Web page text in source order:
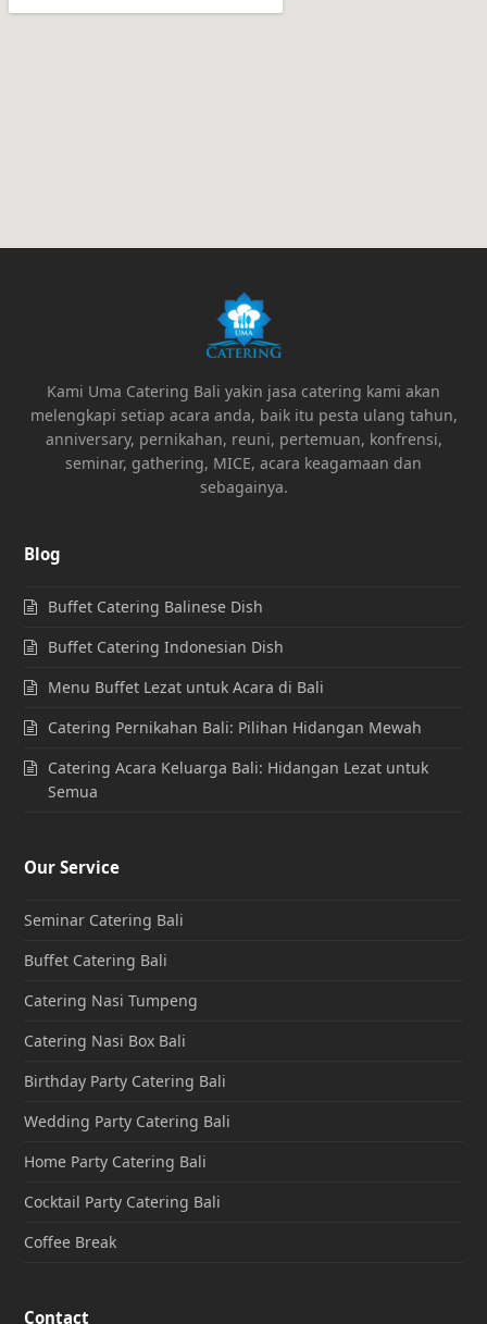
Kami Uma Catering Bali yakin jasa catering kami akan
melengkapi setiap acara anda, baik itu pesta ulang tahun,
anniversary, pernikahan, reuni, pertemuan, konfrensi,
seminar, gathering, MICE, acara keagamaan dan
sebagainya.
Blog
Buffet Catering Balinese Dish
Buffet Catering Indonesian Dish
Menu Buffet Lezat untuk Acara di Bali
Catering Pernikahan Bali: Pilihan Hidangan Mewah
Catering Acara Keluarga Bali: Hidangan Lezat untuk
Semua
Our Service
Seminar Catering Bali
Buffet Catering Bali
Catering Nasi Tumpeng
Catering Nasi Box Bali
Birthday Party Catering Bali
Wedding Party Catering Bali
Home Party Catering Bali
Cocktail Party Catering Bali
Coffee Break
Contact